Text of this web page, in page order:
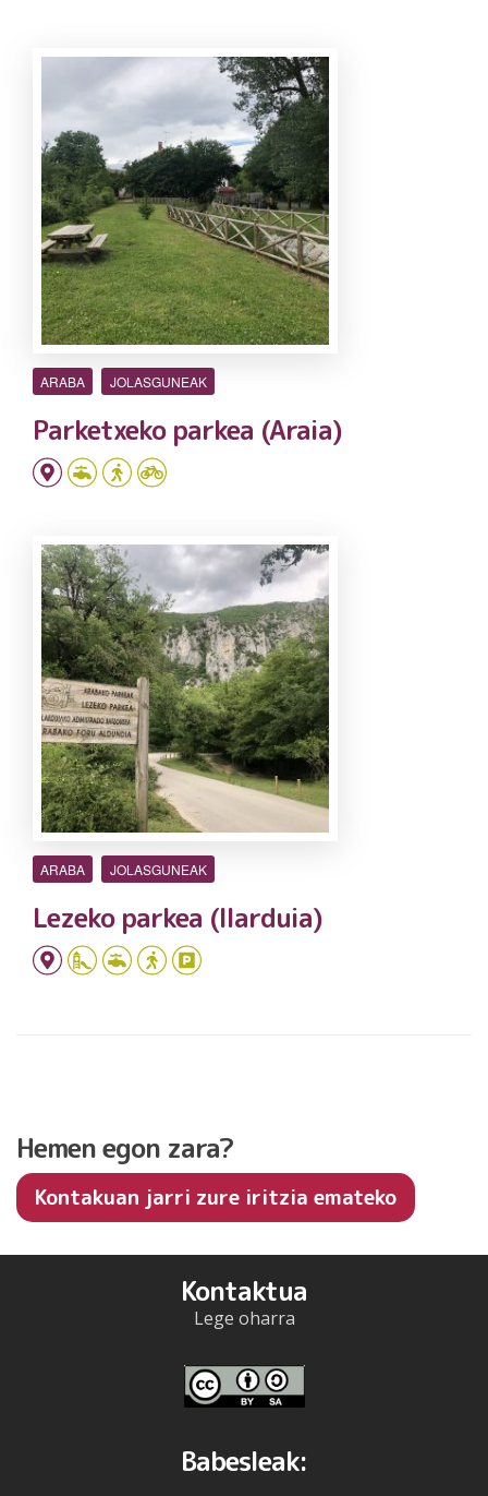
ARABA JOLASGUNEAK
Parketxeko parkea (Araia)
ARABA JOLASGUNEAK
Lezeko parkea (Ilarduia)
Hemen egon zara?
Kontakuan jarri zure iritzia emateko
Kontaktua
Lege oharra
Babesleak: